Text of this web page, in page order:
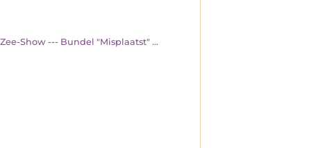
Show --- Bundel "Misplaatst" ...